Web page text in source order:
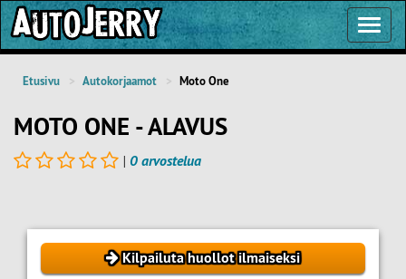
Etusivu Autokorjaamot Moto One
MOTO ONE - ALAVUS
| 0 arvostelua
Kilpailuta huollot ilmaiseksi